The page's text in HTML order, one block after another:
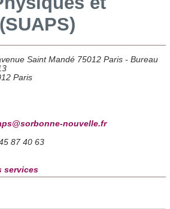
Saint Mandé 75012 Paris - Bureau
Paris
nouvelle.fr
87 40 63
services